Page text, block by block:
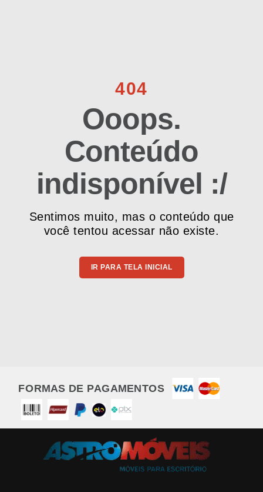
404
Ooops.
Conteúdo
indisponível :/
Sentimos muito, mas o conteúdo que
você tentou acessar não existe.
IR PARA TELA INICIAL
FORMAS DE PAGAMENTOS